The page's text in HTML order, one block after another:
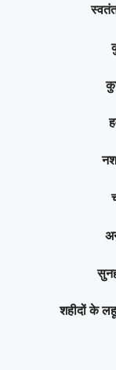
शहीदों के